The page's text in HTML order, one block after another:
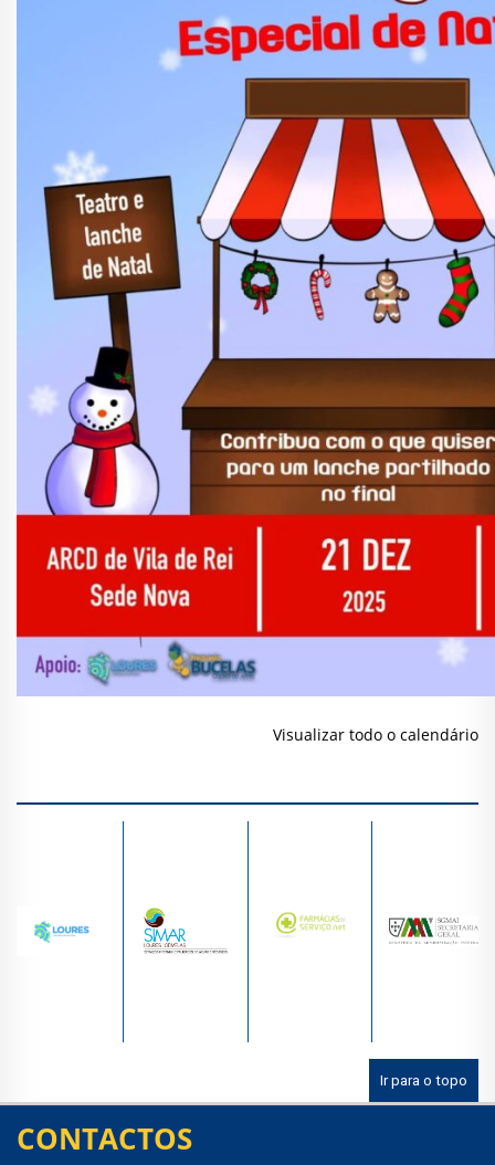
Visualizar todo o calendário
Ir para o topo
CONTACTOS